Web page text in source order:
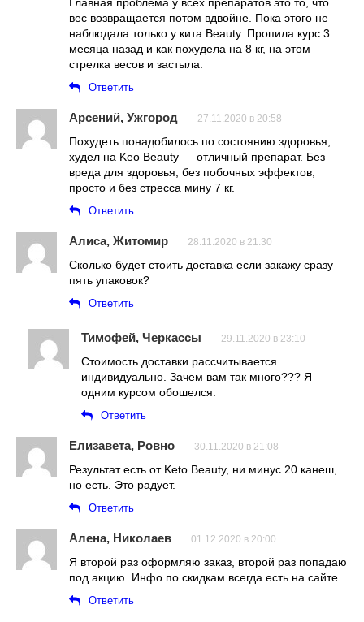
вес возвращается потом вдвойне. Пока этого не
наблюдала только у кита Beauty. Пропила курс 3
месяца назад и как похудела на 8 кг, на этом
стрелка весов и застыла.
Ответить
Арсений, Ужгород 27.11.2020 в 20:58
Похудеть понадобилось по состоянию здоровья,
худел на Keo Beauty — отличный препарат. Без
вреда для здоровья, без побочных эффектов,
просто и без стресса мину 7 кг.
Ответить
Алиса, Житомир 28.11.2020 в 21:30
Сколько будет стоить доставка если закажу сразу
пять упаковок?
Ответить
Тимофей, Черкассы 29.11.2020 в 23:10
Стоимость доставки рассчитывается
индивидуально. Зачем вам так много??? Я
одним курсом обошелся.
Ответить
Елизавета, Ровно 30.11.2020 в 21:08
Результат есть от Keto Beauty, ни минус 20 канеш,
но есть. Это радует.
Ответить
Алена, Николаев 01.12.2020 в 20:00
Я второй раз оформляю заказ, второй раз попадаю
под акцию. Инфо по скидкам всегда есть на сайте.
Ответить